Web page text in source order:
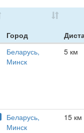
Город
Беларусь,
Минск
5 км
Беларусь,
Минск
15 км